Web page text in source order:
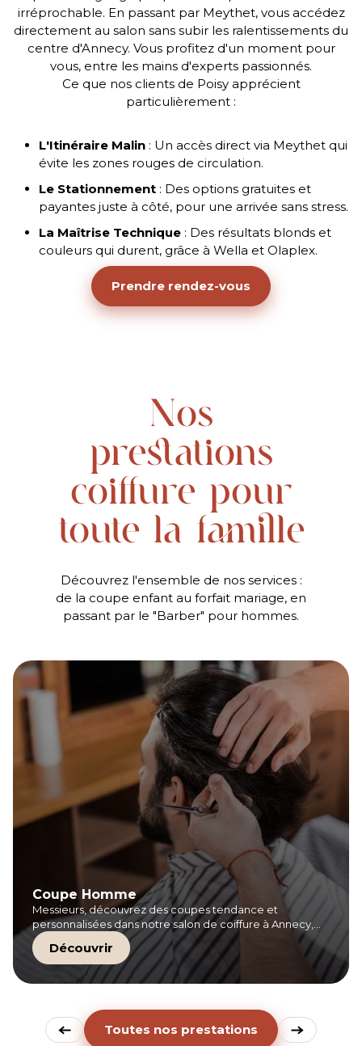
irréprochable. En passant par Meythet, vous accédez
directement au salon sans subir les ralentissements du
centre d'Annecy. Vous profitez d'un moment pour
vous, entre les mains d'experts passionnés.
Ce que nos clients de Poisy apprécient
particulièrement :
L'Itinéraire Malin : Un accès direct via Meythet qui
évite les zones rouges de circulation.
Le Stationnement : Des options gratuites et
payantes juste à côté, pour une arrivée sans stress.
La Maîtrise Technique : Des résultats blonds et
couleurs qui durent, grâce à Wella et Olaplex.
Prendre rendez-vous
Nos
prestations
coiffure pour
toute la famille
Découvrez l'ensemble de nos services :
de la coupe enfant au forfait mariage, en
passant par le "Barber" pour hommes.
Coupe Homme
Messieurs, découvrez des coupes tendance et
personnalisées dans notre salon de coiffure à Annecy,
avec des soins professionnels adaptés à vos besoins.
Découvrir
Toutes nos prestations